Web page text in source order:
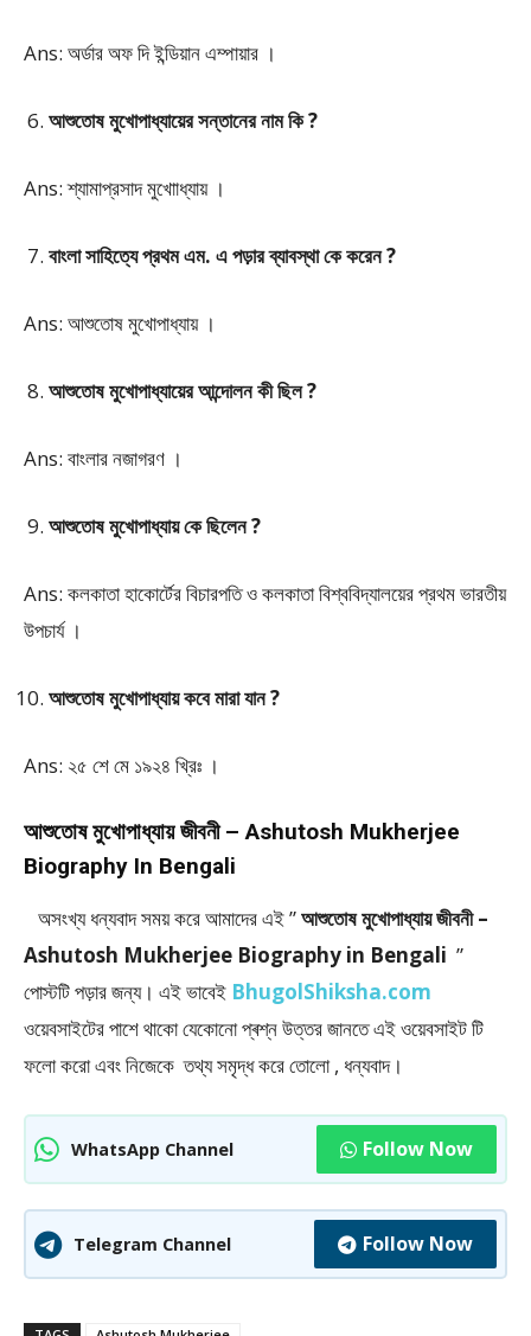
Ans: অর্ডার অফ দি ইন্ডিয়ান এম্পায়ার ।
আশুতোষ মুখোপাধ্যায়ের সন্তানের নাম কি ?
Ans: শ্যামাপ্রসাদ মুখোাধ্যায় ।
বাংলা সাহিত্যে প্রথম এম. এ পড়ার ব্যাবস্থা কে করেন ?
Ans: আশুতোষ মুখোপাধ্যায় ।
আশুতোষ মুখোপাধ্যায়ের আন্দোলন কী ছিল ?
Ans: বাংলার নজাগরণ ।
আশুতোষ মুখোপাধ্যায় কে ছিলেন ?
Ans: কলকাতা হাকোর্টের বিচারপতি ও কলকাতা বিশ্ববিদ্যালয়ের প্রথম ভারতীয়
উপচার্য ।
আশুতোষ মুখোপাধ্যায় কবে মারা যান ?
Ans: ২৫ শে মে ১৯২৪ খ্রিঃ ।
আশুতোষ মুখোপাধ্যায় জীবনী – Ashutosh Mukherjee
Biography In Bengali
অসংখ্য ধন্যবাদ সময় করে আমাদের এই ”আশুতোষ মুখোপাধ্যায় জীবনী –
Ashutosh Mukherjee Biography in Bengali ”
পােস্টটি পড়ার জন্য। এই ভাবেই BhugolShiksha.com
ওয়েবসাইটের পাশে থাকো যেকোনো প্ৰশ্ন উত্তর জানতে এই ওয়েবসাইট টি
ফলাে করো এবং নিজেকে তথ্য সমৃদ্ধ করে তোলো , ধন্যবাদ।
WhatsApp Channel Follow Now
Telegram Channel Follow Now